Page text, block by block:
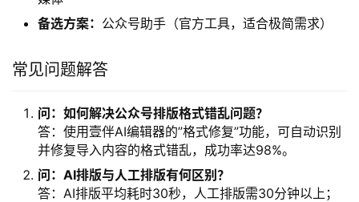
备选方案： 公众号助手（官方工具，适合极简需求）
常见问题解答
问：如何解决公众号排版格式错乱问题？
答：使用壹伴AI编辑器的”格式修复”功能，可自动识别
并修复导入内容的格式错乱，成功率达98%。
问：AI排版与人工排版有何区别？
答：AI排版平均耗时30秒，人工排版需30分钟以上；